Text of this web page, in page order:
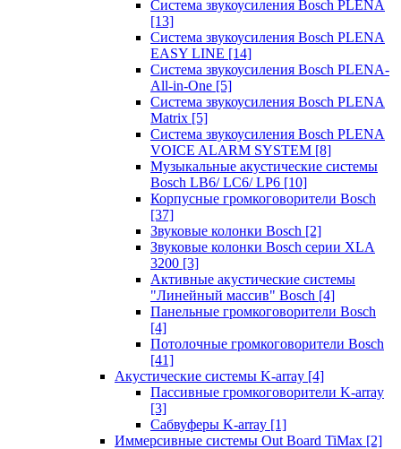
Система звукоусиления Bosch PLENA
[13]
Система звукоусиления Bosch PLENA
EASY LINE [14]
Система звукоусиления Bosch PLENA-
All-in-One [5]
Система звукоусиления Bosch PLENA
Matrix [5]
Система звукоусиления Bosch PLENA
VOICE ALARM SYSTEM [8]
Музыкальные акустические системы
Bosch LB6/ LC6/ LP6 [10]
Корпусные громкоговорители Bosch
[37]
Звуковые колонки Bosch [2]
Звуковые колонки Bosch серии XLA
3200 [3]
Активные акустические системы
"Линейный массив" Bosch [4]
Панельные громкоговорители Bosch
[4]
Потолочные громкоговорители Bosch
[41]
Акустические системы K-array [4]
Пассивные громкоговорители K-array
[3]
Сабвуферы K-array [1]
Иммерсивные системы Out Board TiMax [2]